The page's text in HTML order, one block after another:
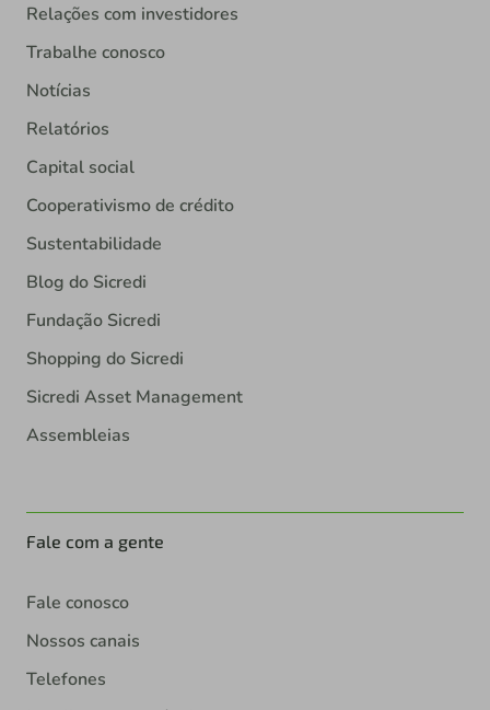
Relações com investidores
Trabalhe conosco
Notícias
Relatórios
Capital social
Cooperativismo de crédito
Sustentabilidade
Blog do Sicredi
Fundação Sicredi
Shopping do Sicredi
Sicredi Asset Management
Assembleias
Fale com a gente
Fale conosco
Nossos canais
Telefones